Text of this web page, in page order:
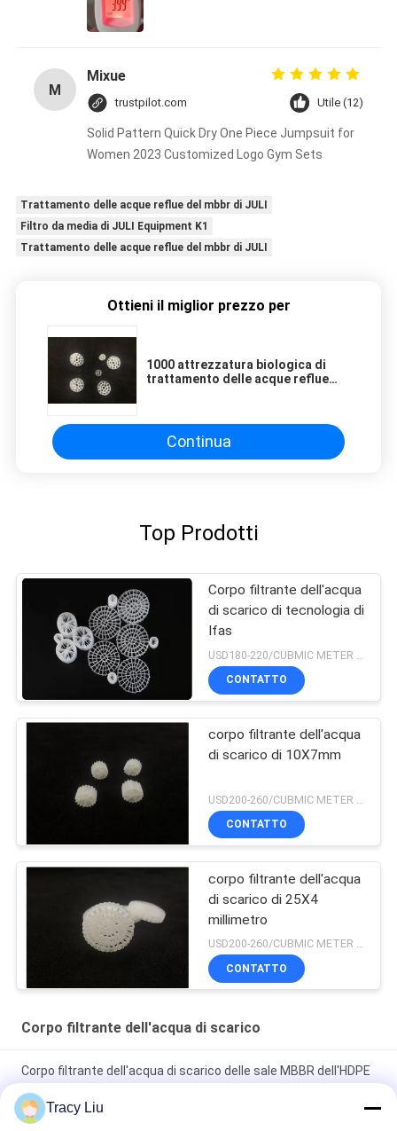
M
Mixue
trustpilot.com Utile (12)
Solid Pattern Quick Dry One Piece Jumpsuit for
Women 2023 Customized Logo Gym Sets
Trattamento delle acque reflue del mbbr di JULI
Filtro da media di JULI Equipment K1
Trattamento delle acque reflue del mbbr di JULI
Ottieni il miglior prezzo per
1000 attrezzatura biologica di
trattamento delle acque reflue
Continua
Top Prodotti
Corpo filtrante dell'acqua
di scarico di tecnologia di
Ifas
CONTATTO
corpo filtrante dell'acqua
di scarico di 10X7mm
CONTATTO
corpo filtrante dell'acqua
di scarico di 25X4
millimetro
USD200-260/CUBMIC METER MOQ:1CubmicMeter
CONTATTO
Corpo filtrante dell'acqua di scarico
Corpo filtrante dell'acqua di scarico delle sale MBBR dell'HDPE
19 25X10mm
Tracy Liu